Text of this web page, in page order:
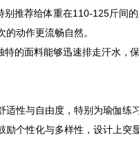
别推荐给体重在110-125斤间
动作更流畅自然。
特的面料能够迅速排走汗水，
适性与自由度，特别为瑜伽
励个性化与多样性，设计上突